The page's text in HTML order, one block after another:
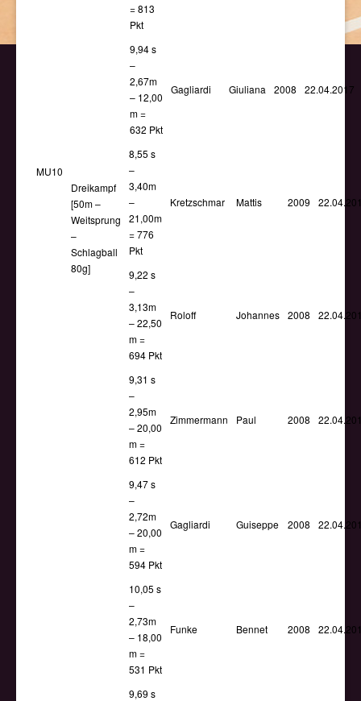
= 813
Pkt
9,94 s
–
2,67m
– 12,00
m =
632 Pkt
Gagliardi Giuliana 2008 22.04.2017
MU10
Dreikampf
[50m –
Weitsprung
–
Schlagball
80g]
8,55 s
–
3,40m
–
21,00m
= 776
Pkt
Kretzschmar Mattis 2009
9,22 s
–
3,13m
– 22,50
m =
694 Pkt
Roloff Johannes 2008
9,31 s
–
2,95m
– 20,00
m =
612 Pkt
Zimmermann Paul 2008
9,47 s
–
2,72m
– 20,00
m =
594 Pkt
Gagliardi Guiseppe 2008
10,05 s
–
2,73m
– 18,00
m =
531 Pkt
Funke Bennet 2008
9,69 s